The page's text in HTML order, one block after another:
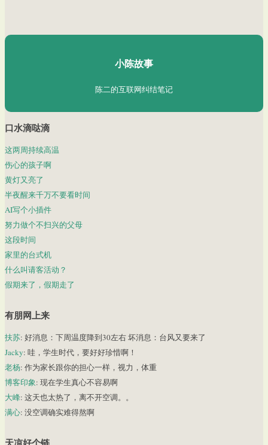
陈二Chenèr
小陈故事
陈二的互联网纠结笔记
口水滴哒滴
这两周持续高温
伤心的孩子啊
黄灯又亮了
半夜醒来千万不要看时间
AI写个小插件
努力做个不扫兴的父母
这段时间
家里的台式机
什么叫请客活动？
假期来了，假期走了
有朋网上来
扶苏: 好消息：下周温度降到30左右 坏消息：台风又要来了
Jacky: 哇，学生时代，要好好珍惜啊！
老杨: 作为家长跟你的担心一样，视力，体重
博客印象: 现在学生真心不容易啊
大峰: 这天也太热了，离不开空调。。
满心: 没空调确实难得熬啊